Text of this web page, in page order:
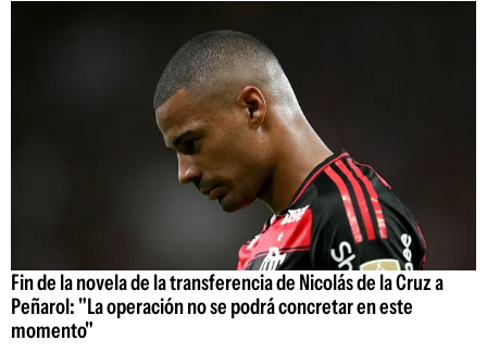
Fin de la novela de la transferencia de Nicolás de la Cruz a
Peñarol: "La operación no se podrá concretar en este
momento"